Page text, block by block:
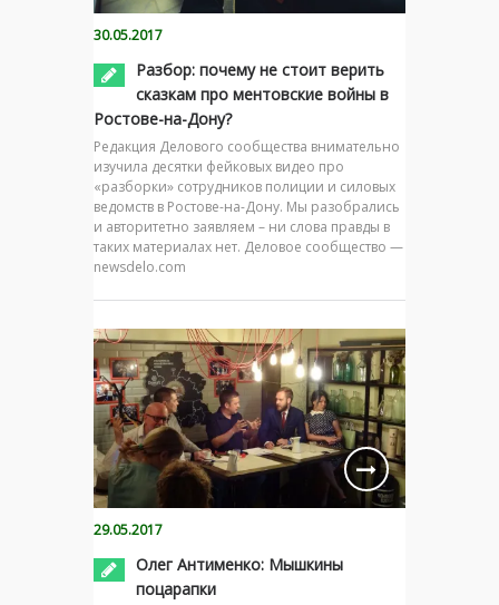
30.05.2017
Разбор: почему не стоит верить
сказкам про ментовские войны в
Ростове-на-Дону?
Редакция Делового сообщества внимательно
изучила десятки фейковых видео про
«разборки» сотрудников полиции и силовых
ведомств в Ростове-на-Дону. Мы разобрались
и авторитетно заявляем – ни слова правды в
таких материалах нет. Деловое сообщество —
newsdelo.com
29.05.2017
Олег Антименко: Мышкины
поцарапки